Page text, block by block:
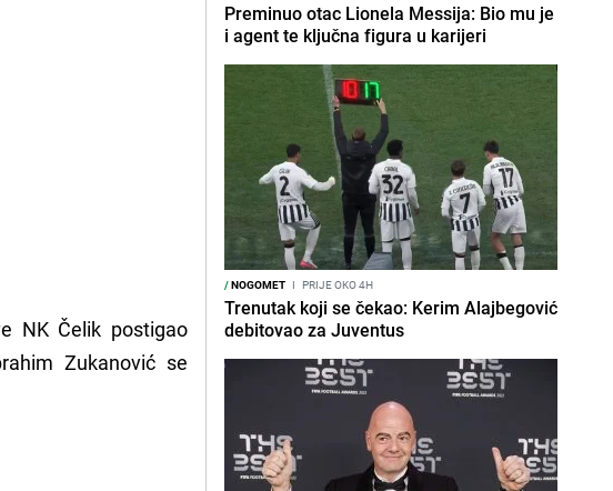
NK Čelik postigao
Zukanović se
Preminuo otac Lionela Messija: Bio mu je
i agent te ključna figura u karijeri
/NOGOMET I PRIJE OKO 4H
Trenutak koji se čekao: Kerim Alajbegović
debitovao za Juventus